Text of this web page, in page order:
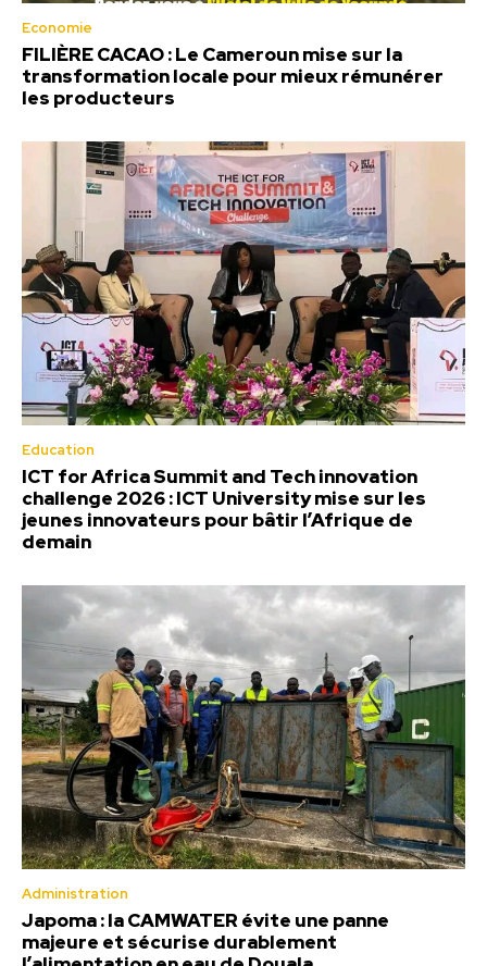
Economie
FILIÈRE CACAO : Le Cameroun mise sur la
transformation locale pour mieux rémunérer
les producteurs
Education
ICT for Africa Summit and Tech innovation
challenge 2026 : ICT University mise sur les
jeunes innovateurs pour bâtir l’Afrique de
demain
Administration
Japoma : la CAMWATER évite une panne
majeure et sécurise durablement